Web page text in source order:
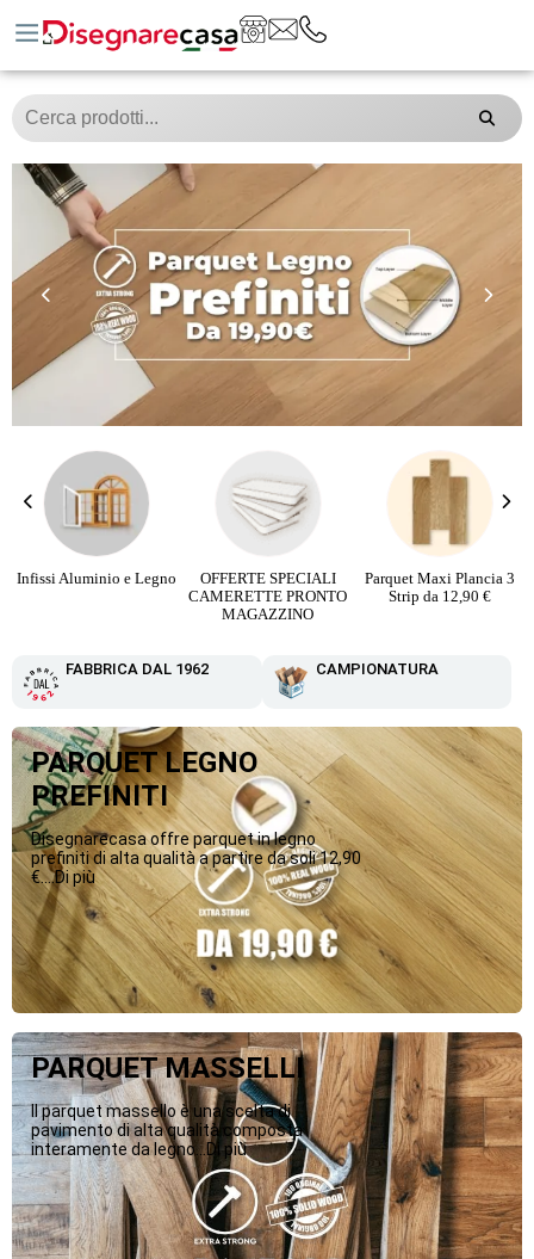
Infissi Aluminio e Legno
OFFERTE SPECIALI
CAMERETTE PRONTO
MAGAZZINO
Parquet Maxi Plancia 3
Strip da 12,90 €
FABBRICA DAL 1962 CAMPIONATURA
PARQUET LEGNO
PREFINITI
Disegnarecasa offre parquet in legno
prefiniti di alta qualità a partire da soli 12,90
€....Di più
PARQUET MASSELLI
Il parquet massello è una scelta di
pavimento di alta qualità composta
interamente da legno...Di più